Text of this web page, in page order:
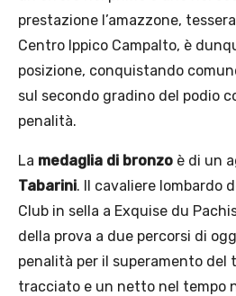
prestazione l’amazzone,
Centro Ippico Campalto, è
posizione, conquistando
sul secondo gradino del podio
penalità.
La medaglia di bronzo è di un
Tabarini. Il cavaliere lombardo
Club in sella a Exquise du
della prova a due percorsi di
penalità per il superamento del
tracciato e un netto nel tempo